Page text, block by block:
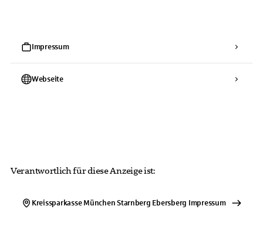
Impressum
Webseite
Verantwortlich für diese Anzeige ist:
Kreissparkasse München Starnberg Ebersberg Impressum